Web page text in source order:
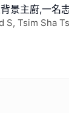
景主廚,一名
S, Tsim Sha